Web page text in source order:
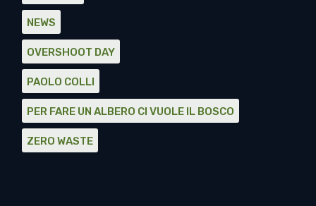
NEWS
OVERSHOOT DAY
PAOLO COLLI
PER FARE UN ALBERO CI VUOLE IL BOSCO
ZERO WASTE